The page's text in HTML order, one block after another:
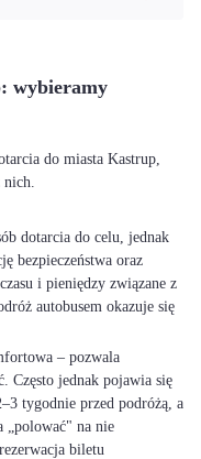
wybieramy
do miasta Kastrup,
nich.
dotarcia do celu, jednak
bezpieczeństwa oraz
i pieniędzy związane z
autobusem okazuje się
– pozwala
Często jednak pojawia się
tygodnie przed podróżą, a
„polować" na nie
biletu